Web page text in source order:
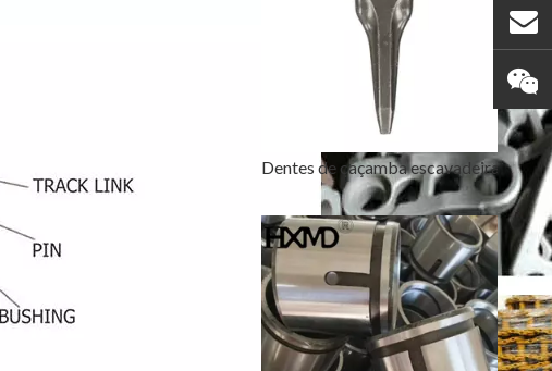
Dentes de caçamba escavadeira Tiger Construction 2713-1217TL